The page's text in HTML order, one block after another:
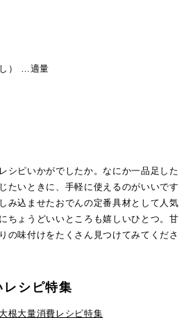
） …適量
シピいかがでしたか。なにか一品足した
たいときに、手軽に使えるのがいいです
み込ませたおでんの定番具材として人気
ちょうどいいところも嬉しいひとつ。甘
の味付けをたくさん見つけてみてくださ
シピ特集
根大量消費レシピ特集